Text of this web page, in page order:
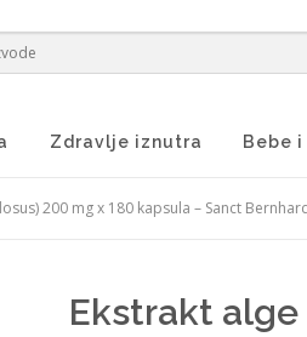
Zdravlje iznutra Bebe
200 mg x 180 kapsula – Sanct
Ekstrakt